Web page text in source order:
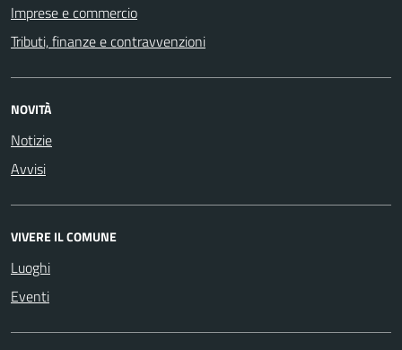
Imprese e commercio
Tributi, finanze e contravvenzioni
NOVITÀ
Notizie
Avvisi
VIVERE IL COMUNE
Luoghi
Eventi